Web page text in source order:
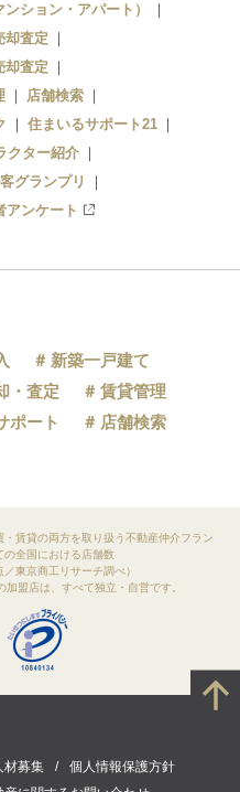
ション・アパート）
却査定
却査定
店舗検索
住まいるサポート21
クター紹介
グランプリ
アンケート
新築一戸建て
・査定
賃貸管理
ポート
店舗検索
賃貸の両方を取り扱う不動産仲介フラン
の全国における店舗数
／東京商工リサーチ調べ）
加盟店は、すべて独立・自営です。
材募集
個人情報保護方針